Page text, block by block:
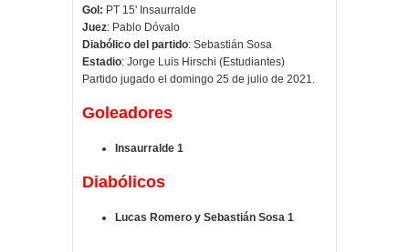
Gol: PT 15' Insaurralde
Juez: Pablo Dóvalo
Diabólico del partido: Sebastián Sosa
Estadio: Jorge Luis Hirschi (Estudiantes)
Partido jugado el domingo 25 de julio de 2021.
Goleadores
Insaurralde 1
Diabólicos
Lucas Romero y Sebastián Sosa 1